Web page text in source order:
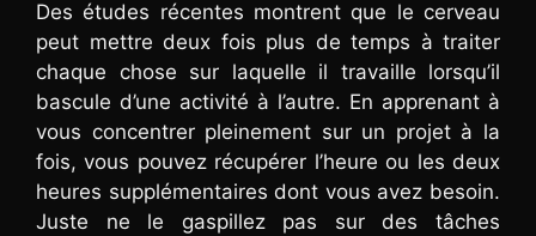
Des études récentes montrent que le cerveau
peut mettre deux fois plus de temps à traiter
chaque chose sur laquelle il travaille lorsqu’il
bascule d’une activité à l’autre. En apprenant à
vous concentrer pleinement sur un projet à la
fois, vous pouvez récupérer l’heure ou les deux
heures supplémentaires dont vous avez besoin.
Juste ne le gaspillez pas sur des tâches